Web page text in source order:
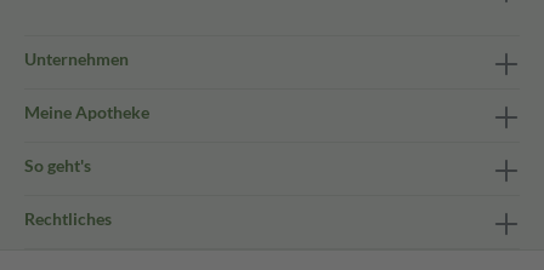
Unternehmen
Meine Apotheke
So geht's
Rechtliches